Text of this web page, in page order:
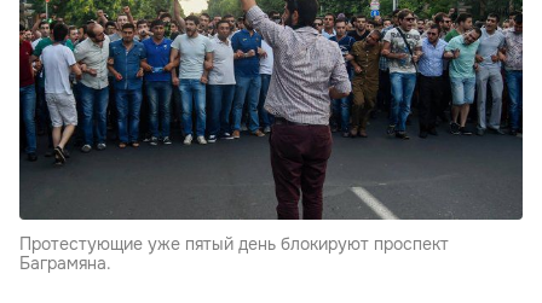
Протестующие уже пятый день блокируют проспект
Баграмяна.